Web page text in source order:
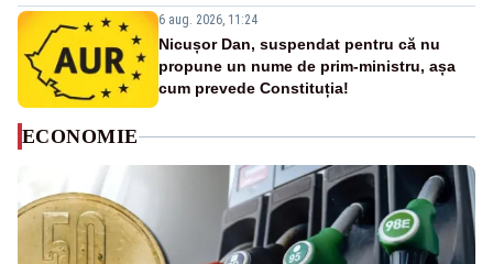
6 aug. 2026, 11:24
Nicușor Dan, suspendat pentru că nu
propune un nume de prim-ministru, așa
cum prevede Constituția!
ECONOMIE